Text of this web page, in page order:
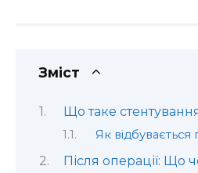
Зміст
Що таке
Як
Після операції: Що